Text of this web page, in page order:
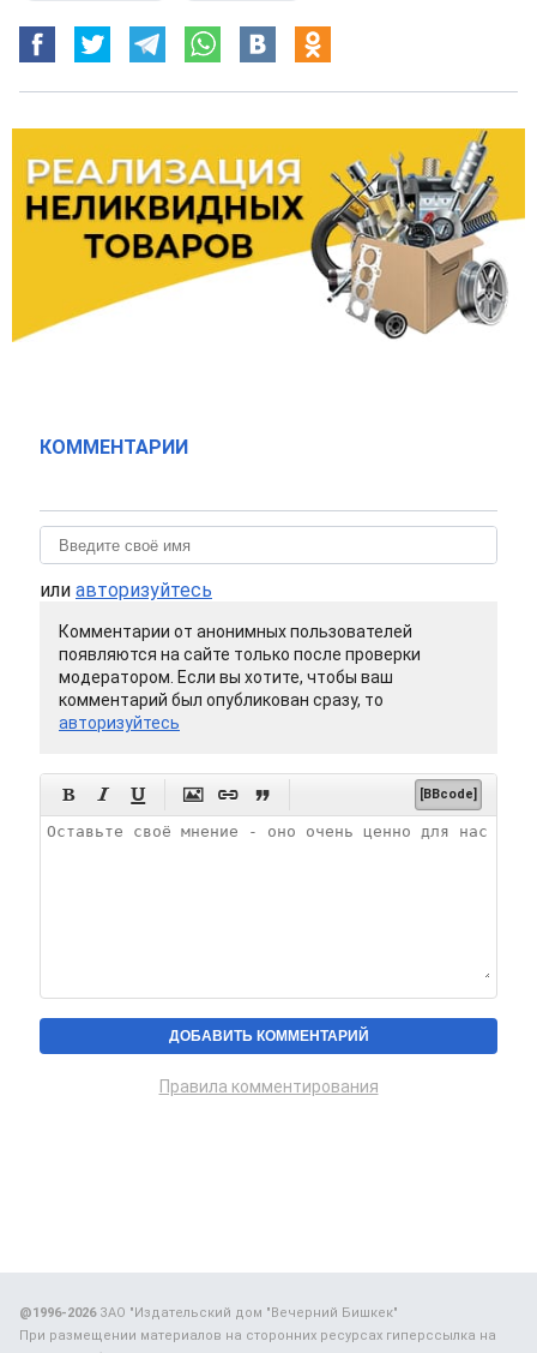
КОММЕНТАРИИ
или авторизуйтесь
Комментарии от анонимных пользователей
появляются на сайте только после проверки
модератором. Если вы хотите, чтобы ваш
комментарий был опубликован сразу, то
авторизуйтесь
      [BBcode]
Правила комментирования
@1996-2026ЗАО "Издательский дом "Вечерний Бишкек"
При размещении материалов на сторонних ресурсах гиперссылка на